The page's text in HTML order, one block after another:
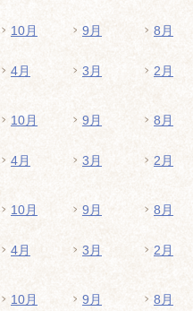
10月 9月 8月
4月 3月 2月
10月 9月 8月
4月 3月 2月
10月 9月 8月
4月 3月 2月
10月 9月 8月